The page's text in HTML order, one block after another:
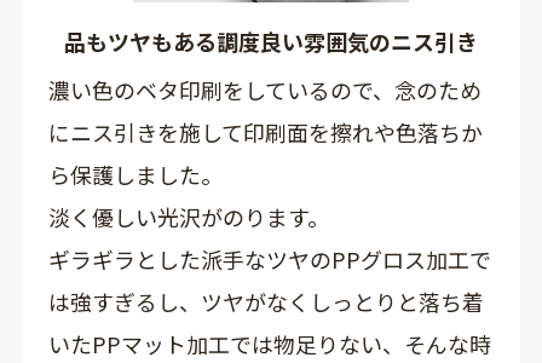
品もツヤもある調度良い雰囲気のニス引き
濃い色のベタ印刷をしているので、念のため
にニス引きを施して印刷面を擦れや色落ちか
ら保護しました。
淡く優しい光沢がのります。
ギラギラとした派手なツヤのPPグロス加工で
は強すぎるし、ツヤがなくしっとりと落ち着
いたPPマット加工では物足りない、そんな時